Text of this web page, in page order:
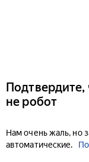
Подтвердите,
не робот
Нам очень жаль, но
автоматические.